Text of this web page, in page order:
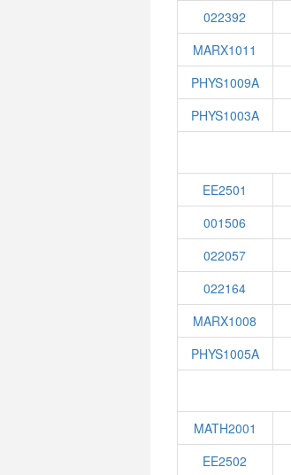
022392
MARX1011
PHYS1009A
PHYS1003A
EE2501
001506
022057
022164
MARX1008
PHYS1005A
MATH2001
EE2502